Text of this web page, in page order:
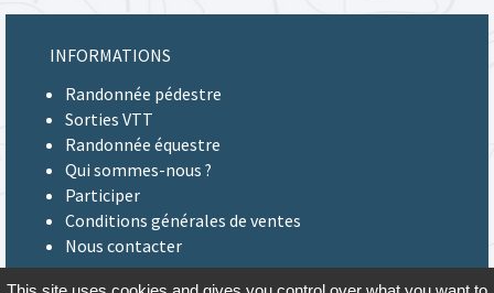
INFORMATIONS
Randonnée pédestre
Sorties VTT
Randonnée équestre
Qui sommes-nous ?
Participer
Conditions générales de ventes
Nous contacter